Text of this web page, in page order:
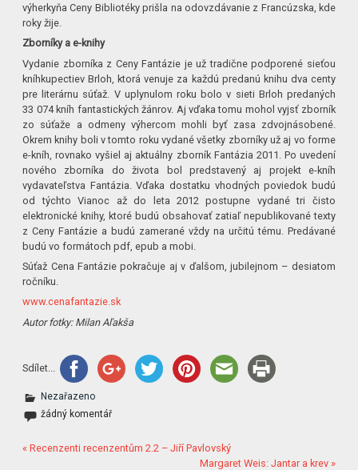
výherkyňa Ceny Bibliotéky prišla na odovzdávanie z Francúzska, kde
roky žije.
Zborníky a e-knihy
Vydanie zborníka z Ceny Fantázie je už tradične podporené sieťou
kníhkupectiev Brloh, ktorá venuje za každú predanú knihu dva centy
pre literárnu súťaž. V uplynulom roku bolo v sieti Brloh predaných
33 074 kníh fantastických žánrov. Aj vďaka tomu mohol vyjsť zborník
zo súťaže a odmeny výhercom mohli byť zasa zdvojnásobené.
Okrem knihy boli v tomto roku vydané všetky zborníky už aj vo forme
e-kníh, rovnako vyšiel aj aktuálny zborník Fantázia 2011. Po uvedení
nového zborníka do života bol predstavený aj projekt e-kníh
vydavateľstva Fantázia. Vďaka dostatku vhodných poviedok budú
od týchto Vianoc až do leta 2012 postupne vydané tri čisto
elektronické knihy, ktoré budú obsahovať zatiaľ nepublikované texty
z Ceny Fantázie a budú zamerané vždy na určitú tému. Predávané
budú vo formátoch pdf, epub a mobi.
Súťaž Cena Fantázie pokračuje aj v ďalšom, jubilejnom – desiatom
ročníku.
www.cenafantazie.sk
Autor fotky: Milan Aľakša
Sdílet...
Nezařazeno
žádný komentář
« Recenzenti recenzentům 2.2 – Jiří Pavlovský
Margaret Weis: Jantar a krev »